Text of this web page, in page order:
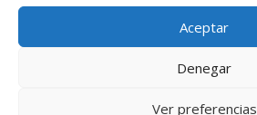
Aceptar
Denegar
Ver preferencias